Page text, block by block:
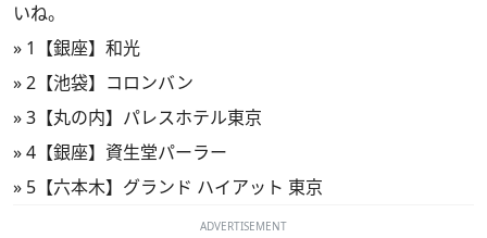
いね。
» 1【銀座】和光
»2【池袋】コロンバン
»3【丸の内】パレスホテル東京
»4【銀座】資生堂パーラー
» 5【六本木】グランド ハイアット 東京
ADVERTISEMENT